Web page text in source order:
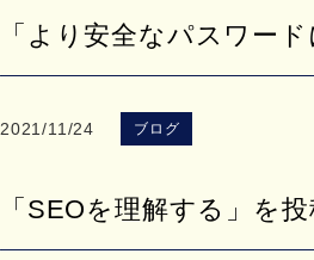
「より安全なパスワー
2021/11/24 ブログ
「SEOを理解する」を